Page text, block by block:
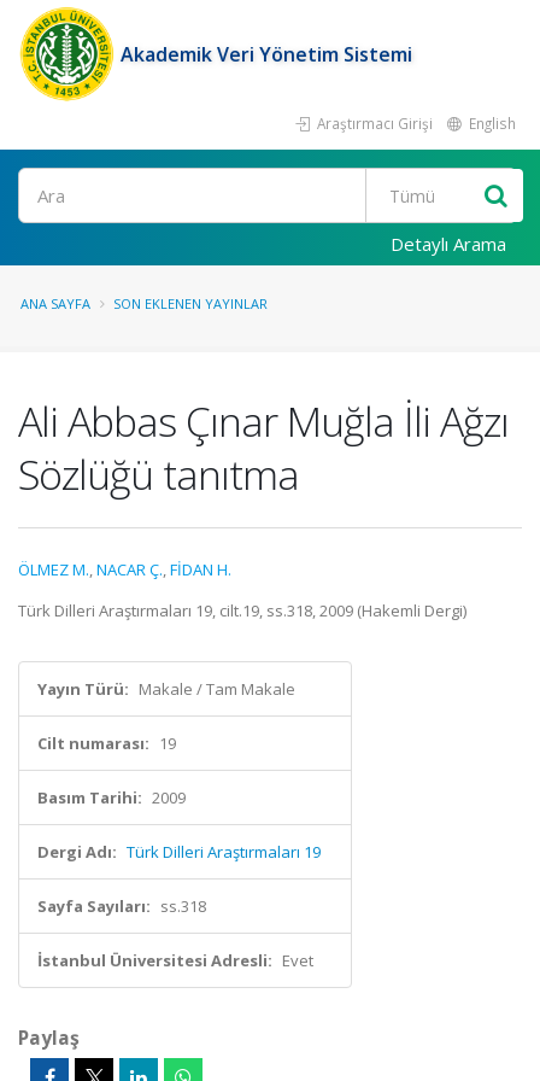
Akademik Veri Yönetim Sistemi
Araştırmacı Girişi English
Ara
Detaylı Arama
ANA SAYFA SON EKLENEN YAYINLAR
Ali Abbas Çınar Muğla İli Ağzı
Sözlüğü tanıtma
ÖLMEZ M.,NACAR Ç.,FİDAN H.
Türk Dilleri Araştırmaları 19, cilt.19, ss.318, 2009 (Hakemli Dergi)
Yayın Türü: Makale / Tam Makale
Cilt numarası: 19
Basım Tarihi: 2009
Dergi Adı: Türk Dilleri Araştırmaları 19
Sayfa Sayıları: ss.318
İstanbul Üniversitesi Adresli: Evet
Paylaş